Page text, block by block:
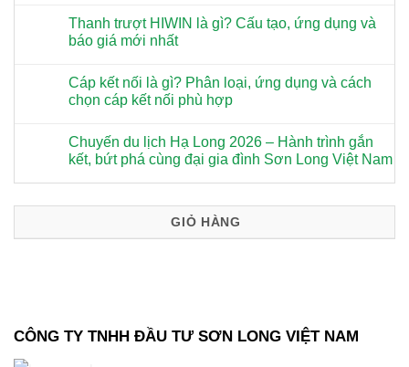
Thanh trượt HIWIN là gì? Cấu tạo, ứng dụng và
báo giá mới nhất
Cáp kết nối là gì? Phân loại, ứng dụng và cách
chọn cáp kết nối phù hợp
Chuyến du lịch Hạ Long 2026 – Hành trình gắn
kết, bứt phá cùng đại gia đình Sơn Long Việt Nam
GIỎ HÀNG
CÔNG TY TNHH ĐẦU TƯ SƠN LONG VIỆT NAM